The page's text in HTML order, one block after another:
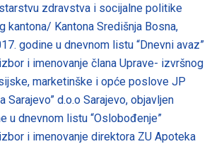
zdravstva i socijalne politike
kantona/ Kantona Središnja Bosna,
godine u dnevnom listu “Dnevni avaz”
i imenovanje člana Uprave- izvršnog
marketinške i opće poslove JP
Sarajevo” d.o.o Sarajevo, objavljen
u dnevnom listu “Oslobođenje”
i imenovanje direktora ZU Apoteka